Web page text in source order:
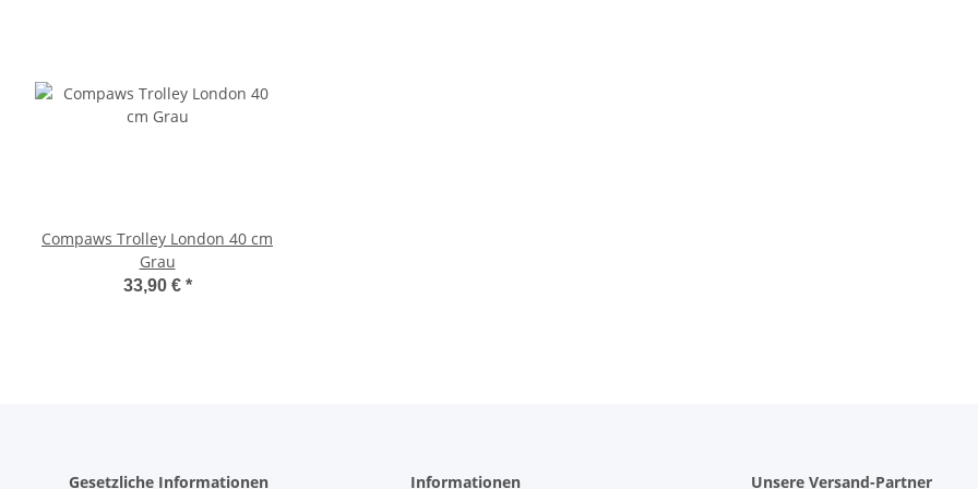
Compaws Trolley London 40 cm
Grau
33,90 € *
Gesetzliche Informationen Informationen Unsere Versand-Partner